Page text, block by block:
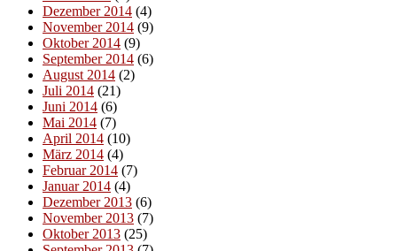
Dezember 2014 (4)
November 2014 (9)
Oktober 2014 (9)
September 2014 (6)
August 2014 (2)
Juli 2014 (21)
Juni 2014 (6)
Mai 2014 (7)
April 2014 (10)
März 2014 (4)
Februar 2014 (7)
Januar 2014 (4)
Dezember 2013 (6)
November 2013 (7)
Oktober 2013 (25)